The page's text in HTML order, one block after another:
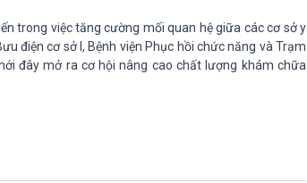
trong việc tăng cường mối quan hệ giữa các cơ sở y
điện cơ sở I, Bệnh viện Phục hồi chức năng và Trạm
đây mở ra cơ hội nâng cao chất lượng khám chữa